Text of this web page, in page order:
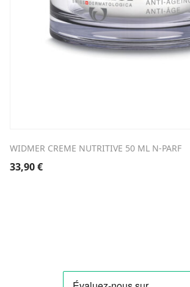
WIDMER CREME NUTRITIVE 50 ML N-PARF
33,90€